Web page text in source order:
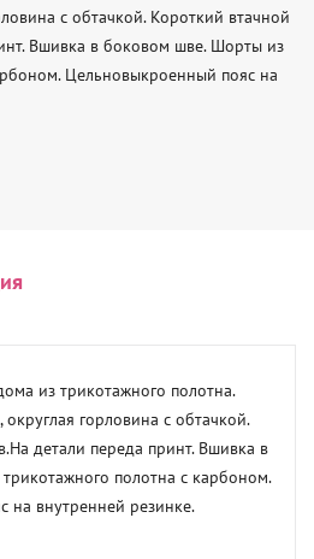
с обтачкой. Короткий втачной
Вшивка в боковом шве. Шорты из
Цельновыкроенный пояс на
из трикотажного полотна.
горловина с обтачкой.
детали переда принт. Вшивка в
полотна с карбоном.
на внутренней резинке.